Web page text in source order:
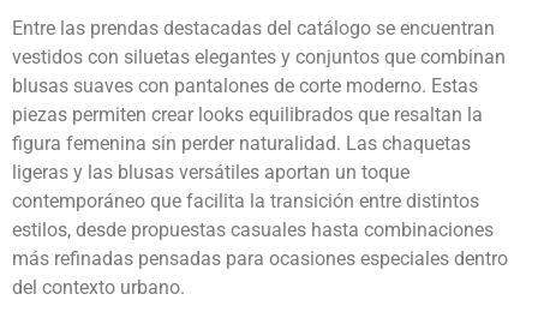
Entre las prendas destacadas del catálogo se encuentran
vestidos con siluetas elegantes y conjuntos que combinan
blusas suaves con pantalones de corte moderno. Estas
piezas permiten crear looks equilibrados que resaltan la
figura femenina sin perder naturalidad. Las chaquetas
ligeras y las blusas versátiles aportan un toque
contemporáneo que facilita la transición entre distintos
estilos, desde propuestas casuales hasta combinaciones
más refinadas pensadas para ocasiones especiales dentro
del contexto urbano.